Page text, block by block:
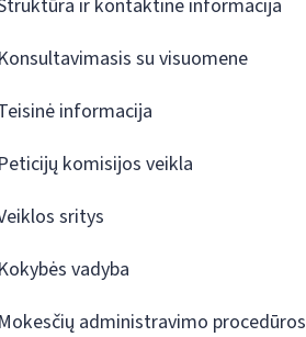
ir kontaktinė informacija
Konsultavimasis su visuomene
informacija
Peticijų komisijos veikla
sritys
Kokybės vadyba
Mokesčių administravimo procedūros